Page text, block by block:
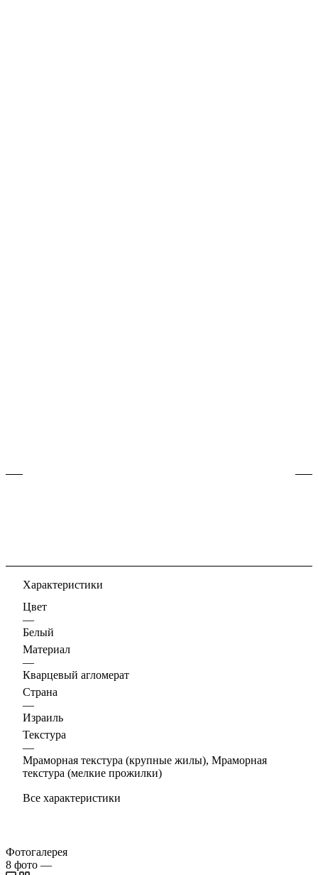
Характеристики
Цвет
—
Белый
Материал
—
Кварцевый агломерат
Страна
—
Израиль
Текстура
—
Мраморная текстура (крупные жилы), Мраморная
текстура (мелкие прожилки)
Все характеристики
Фотогалерея
8 фото —